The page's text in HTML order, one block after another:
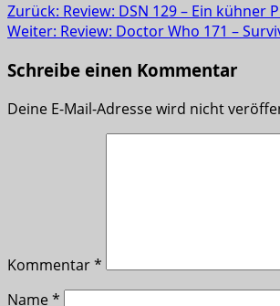
Zurück: Review: DSN 129 – Ein kühner
Weiter: Review: Doctor Who 171 –
Schreibe einen Kommentar
Deine E-Mail-Adresse wird nicht
Kommentar*
Name*